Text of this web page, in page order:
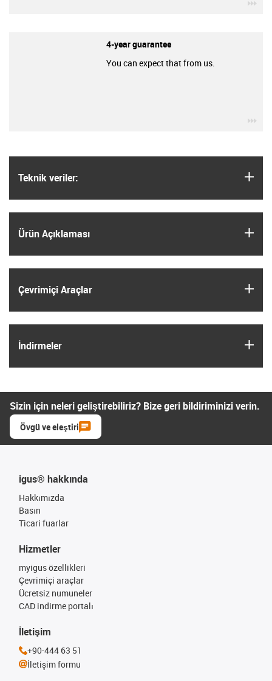
Teknik veriler:
Ürün Açıklaması
Çevrimiçi Araçlar
İndirmeler
4-year guarantee
You can expect that from us.
Sizin için neleri geliştirebiliriz? Bize geri bildiriminizi verin.
Övgü ve eleştiri
igus® hakkında
Hakkımızda
Basın
Ticari fuarlar
Hizmetler
myigus özellikleri
Çevrimiçi araçlar
Ücretsiz numuneler
CAD indirme portalı
İletişim
+90-444 63 51
İletişim formu